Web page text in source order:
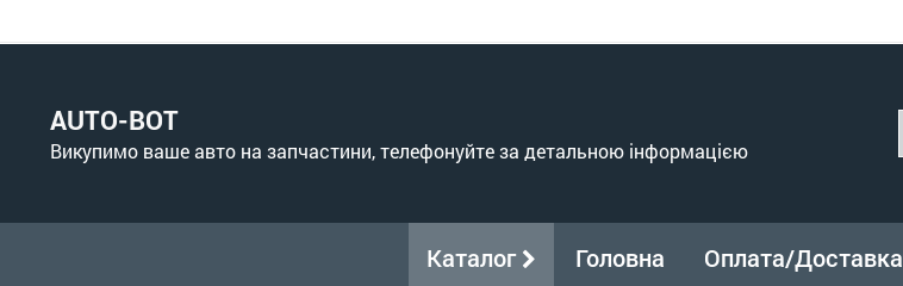
AUTO-BOT
Викупимо ваше авто на запчастини, телефонуйте за детальною інформацією
Каталог Головна Оплата/Доставка